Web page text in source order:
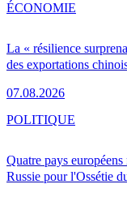
La « résilience
des exportations
07.08.2026
ÉCONOMIE
Quatre pays
Russie pour l'Ossétie
POLITIQUE